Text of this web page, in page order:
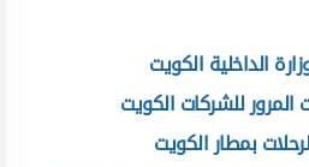
الداخلية الكويت
المرور للشركات الكويت
بمطار الكويت